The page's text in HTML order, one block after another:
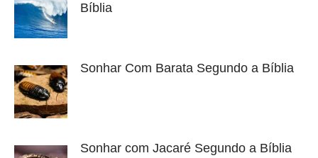
Bíblia
Sonhar Com Barata Segundo a Bíblia
Sonhar com Jacaré Segundo a Bíblia